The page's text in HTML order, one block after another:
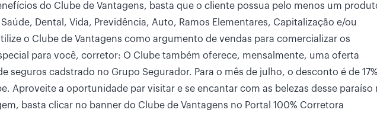
do Clube de Vantagens, basta que o cliente possua pelo menos um
Dental, Vida, Previdência, Auto, Ramos Elementares, Capitalização e/ou
o Clube de Vantagens como argumento de vendas para comercializar os
para você, corretor: O Clube também oferece, mensalmente, uma oferta
seguros cadstrado no Grupo Segurador. Para o mês de julho, o desconto é de 17%
Aproveite a oportunidade par visitar e se encantar com as belezas desse paraíso
basta clicar no banner do Clube de Vantagens no Portal 100% Corretora